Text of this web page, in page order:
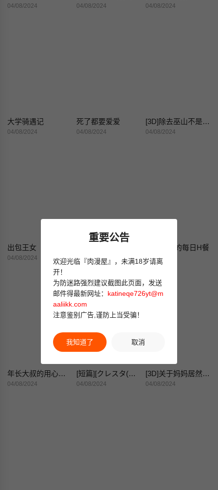
04/08/2024 04/08/2024 04/08/2024
大学骑遇记
04/08/2024
死了都要爱爱
04/08/2024
[3D]除去巫山不是云[艷母]
04/08/2024
出包王女
04/08/2024 04/08/2024
女生宿舍的每日H餐
04/08/2024
年长大叔的用心爱爱
04/08/2024
[短篇][クレスタ(呉マサヒロ)]女学校で男ひとりなので校则で性欲のはけ口にされる日常2时限目(オリジナル)
04/08/2024
[3D]关于妈妈居然是丝袜足交技师这件事
04/08/2024
重要公告
欢迎光临『肉漫屋』，未满18岁请离
开！
为防迷路强烈建议截图此页面，发送
邮件得最新网址： katineqe726yt@m
aaliikk.com
注意鉴别广告,谨防上当受骗！
我知道了 取消